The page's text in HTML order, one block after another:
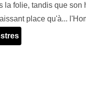
la folie, tandis que
place qu'à...